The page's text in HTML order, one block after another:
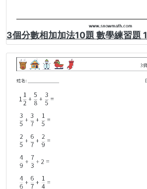
3個分數相加加法10題 數學練習題 1